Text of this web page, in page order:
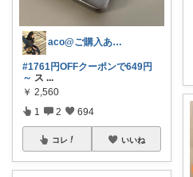
aco@ご購入ありがとうございます✨️
#1761円OFFクーポンで649円
～ ス ...
￥ 2,560
1 2 694
コレ いいね